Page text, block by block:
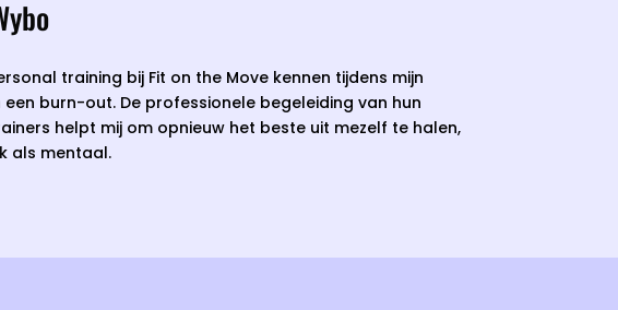
training bij Fit on the Move kennen tijdens mijn
een burn-out. De professionele begeleiding van hun
helpt mij om opnieuw het beste uit mezelf te halen,
als mentaal.